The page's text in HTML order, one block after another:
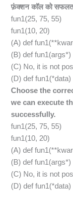
फ़ंक्शन कॉल को
fun1(25, 75, 55)
fun1(10, 20)
(A) def
(B) def fun1(args*)
(C) No, it is not
(D) def fun1(*data)
Choose the
we can execute
successfully.
fun1(25, 75, 55)
fun1(10, 20)
(A) def
(B) def fun1(args*)
(C) No, it is not
(D) def fun1(*data)